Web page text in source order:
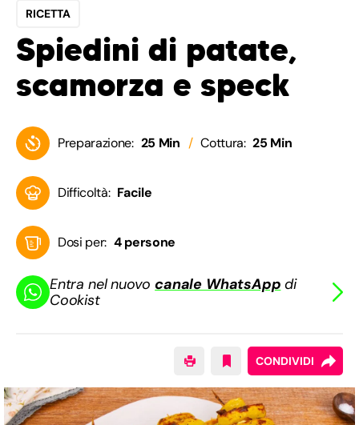
RICETTA
Spiedini di patate,
scamorza e speck
Preparazione: 25 Min Cottura: 25 Min
Difficoltà: Facile
Dosi per: 4 persone
Entra nel nuovocanale WhatsApp di
Cookist
CONDIVIDI